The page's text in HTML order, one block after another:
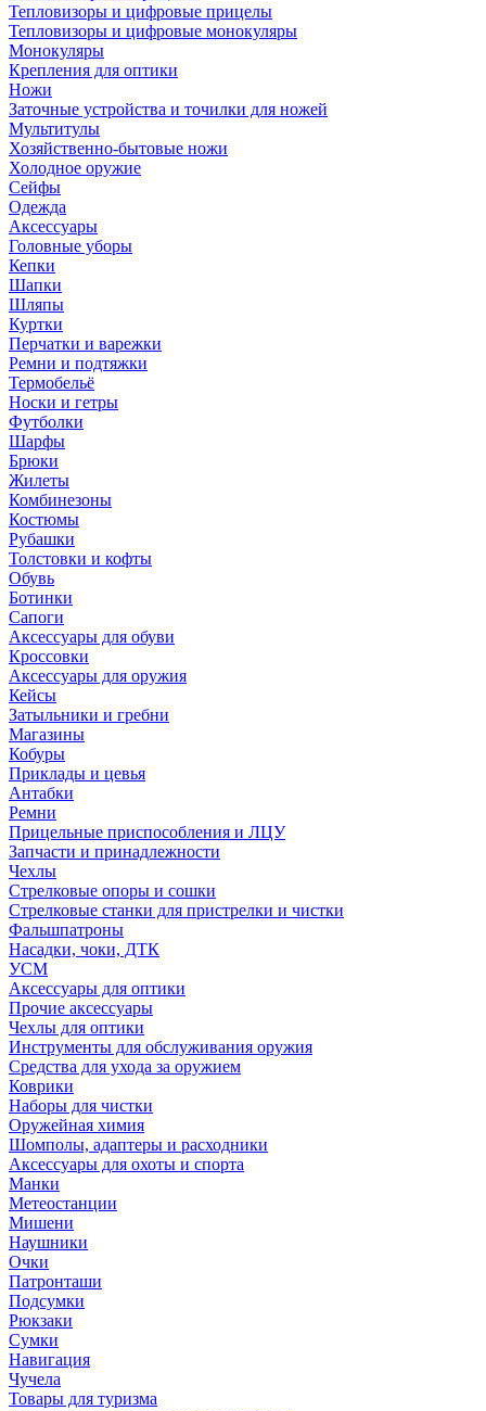
Тепловизоры и цифровые прицелы
Тепловизоры и цифровые монокуляры
Монокуляры
Крепления для оптики
Ножи
Заточные устройства и точилки для ножей
Мультитулы
Хозяйственно-бытовые ножи
Холодное оружие
Сейфы
Одежда
Аксессуары
Головные уборы
Кепки
Шапки
Шляпы
Куртки
Перчатки и варежки
Ремни и подтяжки
Термобельё
Носки и гетры
Футболки
Шарфы
Брюки
Жилеты
Комбинезоны
Костюмы
Рубашки
Толстовки и кофты
Обувь
Ботинки
Сапоги
Аксессуары для обуви
Кроссовки
Аксессуары для оружия
Кейсы
Затыльники и гребни
Магазины
Кобуры
Приклады и цевья
Антабки
Ремни
Прицельные приспособления и ЛЦУ
Запчасти и принадлежности
Чехлы
Стрелковые опоры и сошки
Стрелковые станки для пристрелки и чистки
Фальшпатроны
Насадки, чоки, ДТК
УСМ
Аксессуары для оптики
Прочие аксессуары
Чехлы для оптики
Инструменты для обслуживания оружия
Средства для ухода за оружием
Коврики
Наборы для чистки
Оружейная химия
Шомполы, адаптеры и расходники
Аксессуары для охоты и спорта
Манки
Метеостанции
Мишени
Наушники
Очки
Патронташи
Подсумки
Рюкзаки
Сумки
Навигация
Чучела
Товары для туризма